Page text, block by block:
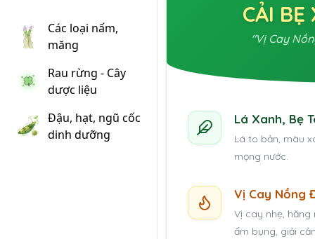
Các loại nấm,
măng
Rau rừng - Cây
dược liệu
Đậu, hạt, ngũ cốc
dinh dưỡng
CẢI BẸ
"Vị Cay
Lá Xanh, Bẹ
Lá to bản, màu
mọng nước.
Vị Cay Nồng
Vị cay nhẹ,
ấm bụng, giải